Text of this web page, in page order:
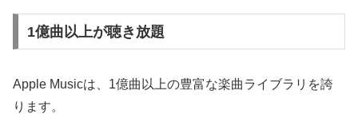
1億曲以上が聴き放題
Apple Musicは、1億曲以上の豊富な楽曲ライブラリを誇
ります。